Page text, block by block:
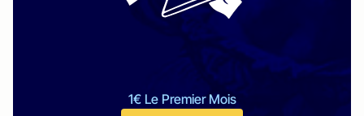
1€ Le Premier Mois